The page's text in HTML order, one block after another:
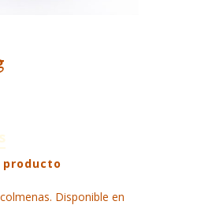
Disponible en